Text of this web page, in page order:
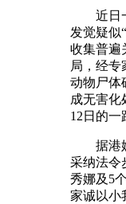
近日一
发觉疑似
收集普遍
局，经专
动物尸体
成无害化
12日的一
据港媒
采纳法令
秀娜及5
家诚以小